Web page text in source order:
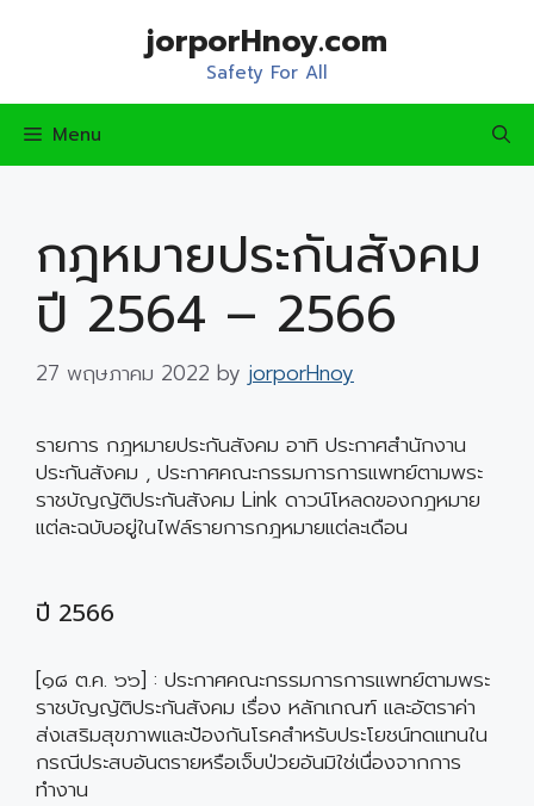
jorporHnoy.com
Safety For All
Menu
กฎหมายประกันสังคม
ปี 2564 – 2566
27 พฤษภาคม 2022 by jorporHnoy
รายการ กฎหมายประกันสังคม อาทิ ประกาศสำนักงาน
ประกันสังคม , ประกาศคณะกรรมการการแพทย์ตามพระ
ราชบัญญัติประกันสังคม Link ดาวน์โหลดของกฎหมาย
แต่ละฉบับอยู่ในไฟล์รายการกฎหมายแต่ละเดือน
ปี 2566
[๑๘ ต.ค. ๖๖] : ประกาศคณะกรรมการการแพทย์ตามพระ
ราชบัญญัติประกันสังคม เรื่อง หลักเกณฑ์ และอัตราค่า
ส่งเสริมสุขภาพและป้องกันโรคสำหรับประโยชน์ทดแทนใน
กรณีประสบอันตรายหรือเจ็บป่วยอันมิใช่เนื่องจากการ
ทำงาน